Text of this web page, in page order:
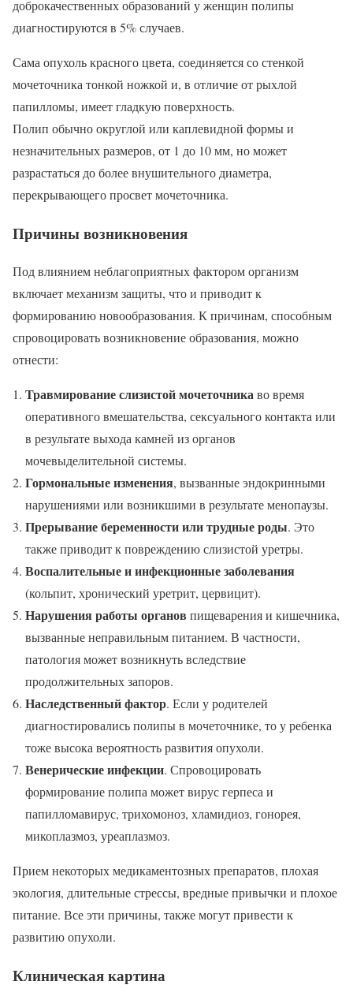
доброкачественных образований у женщин полипы
диагностируются в 5% случаев.
Сама опухоль красного цвета, соединяется со стенкой
мочеточника тонкой ножкой и, в отличие от рыхлой
папилломы, имеет гладкую поверхность.
Полип обычно округлой или каплевидной формы и
незначительных размеров, от 1 до 10 мм, но может
разрастаться до более внушительного диаметра,
перекрывающего просвет мочеточника.
Причины возникновения
Под влиянием неблагоприятных фактором организм
включает механизм защиты, что и приводит к
формированию новообразования. К причинам, способным
спровоцировать возникновение образования, можно
отнести:
Травмирование слизистой мочеточникаво время
оперативного вмешательства, сексуального контакта или
в результате выхода камней из органов
мочевыделительной системы.
Гормональные изменения, вызванные эндокринными
нарушениями или возникшими в результате менопаузы.
Прерывание беременности или трудные роды. Это
также приводит к повреждению слизистой уретры.
Воспалительные и инфекционные заболевания
(кольпит, хронический уретрит, цервицит).
Нарушения работы органов пищеварения и кишечника,
вызванные неправильным питанием. В частности,
патология может возникнуть вследствие
продолжительных запоров.
Наследственный фактор. Если у родителей
диагностировались полипы в мочеточнике, то у ребенка
тоже высока вероятность развития опухоли.
Венерические инфекции. Спровоцировать
формирование полипа может вирус герпеса и
папилломавирус, трихомоноз, хламидиоз, гонорея,
микоплазмоз, уреаплазмоз.
Прием некоторых медикаментозных препаратов, плохая
экология, длительные стрессы, вредные привычки и плохое
питание. Все эти причины, также могут привести к
развитию опухоли.
Клиническая картина